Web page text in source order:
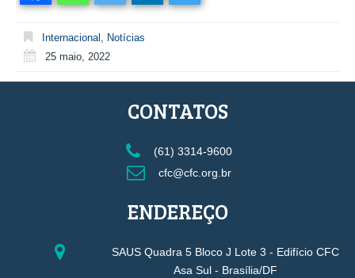
Internacional
Notícias
25 maio, 2022
CONTATOS
(61) 3314-9600
cfc@cfc.org.br
ENDEREÇO
SAUS Quadra 5 Bloco J Lote 3 - Edifício CFC
Asa Sul - Brasília/DF